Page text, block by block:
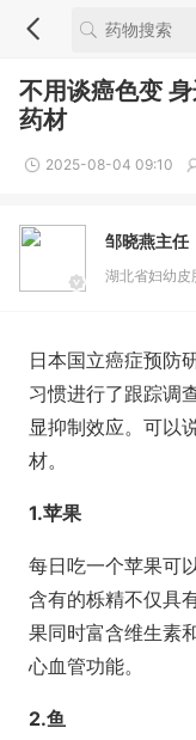
不用谈癌色变
药材
2025-08-04 09:10
邹晓燕主任
湖北省妇幼皮
日本国立癌症预防
习惯进行了跟踪调
显抑制效应。可以
材。
1.苹果
每日吃一个苹果可
含有的栎精不仅具
果同时富含维生素
心血管功能。
2.鱼